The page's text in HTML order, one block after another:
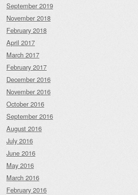
September 2019
November 2018
February 2018
April 2017
March 2017
February 2017
December 2016
November 2016
October 2016
September 2016
August 2016
July 2016
June 2016
May 2016
March 2016
February 2016